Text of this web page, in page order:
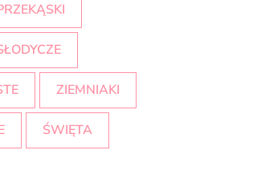
ZIEMNIAKI
ŚWIĘTA